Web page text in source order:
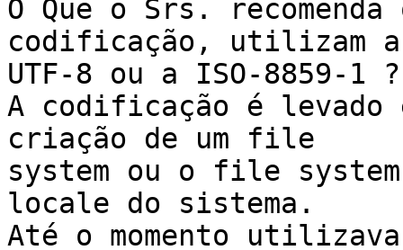
O Que o Srs.
codificação, utilizam
UTF-8 ou a ISO-8859-1 ?
A codificação é levado
criação de um file
system ou o file
locale do sistema.
Até o momento